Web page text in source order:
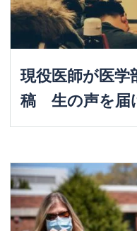
現役医師が医学
稿 生の声を届